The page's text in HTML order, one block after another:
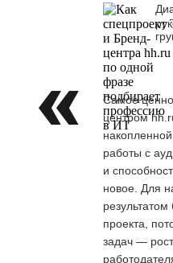
Самое
центром
работы с
и
новое. Для
проекта,
задач —